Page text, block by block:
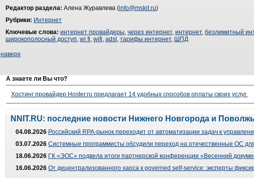
Редактор раздела: Алена Журавлева (info@mskit.ru)
Рубрики: Интернет
Ключевые слова: интернет провайдеры, через интернет, интернет, безлимитный
широкополосный доступ, wi fi, wifi, adsl , тарифы интернет, ШПД
наверх
А знаете ли Вы что?
Хостинг провайдер Hoster.ru предлагает 14 удобных способов оплаты своих услуг.
NNIT.RU: последние новости Нижнего Новгорода и
04.08.2026 Российский RPA-рынок переходит от автоматизации задач к
03.07.2026 Системные программисты обсудили переход на отечественные ОС
18.06.2026 ГК «ЭОС» подвела итоги партнерской конференции «Весенний
16.06.2026 От децентрализованного хаоса к governed self-service: эксперты